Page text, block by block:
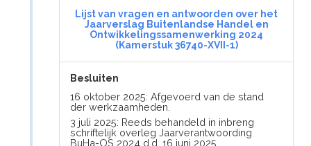
Lijst van vragen en antwoorden over het
Jaarverslag Buitenlandse Handel en
Ontwikkelingssamenwerking 2024
(Kamerstuk 36740-XVII-1)
Besluiten
16 oktober 2025: Afgevoerd van de stand
der werkzaamheden.
3 juli 2025: Reeds behandeld in inbreng
schriftelijk overleg Jaarverantwoording
BuHa-OS 2024 d.d. 16 juni 2025.